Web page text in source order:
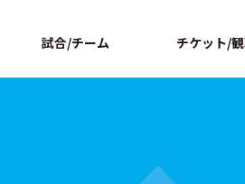
試合/チーム チケット/